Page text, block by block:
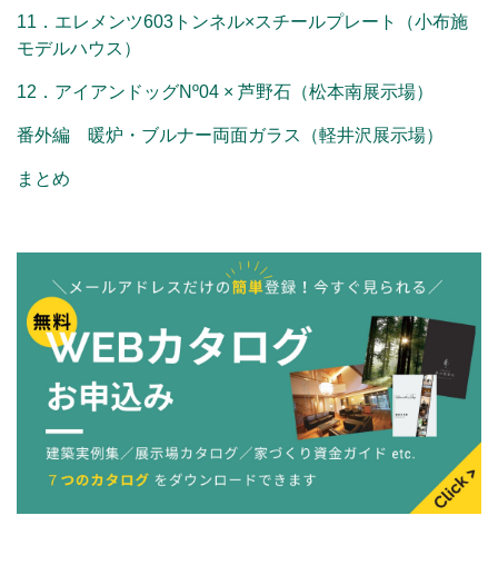
11．エレメンツ603トンネル×スチールプレート（小布施
モデルハウス）
12．アイアンドッグNº04 × 芦野石（松本南展示場）
番外編 暖炉・ブルナー両面ガラス（軽井沢展示場）
まとめ